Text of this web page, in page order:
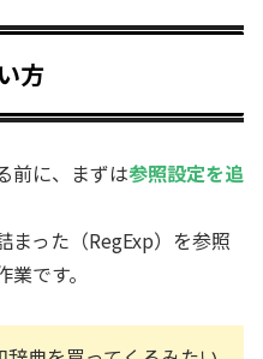
方
前に、まずは参照設定を追
まった（RegExp）を参照
です。